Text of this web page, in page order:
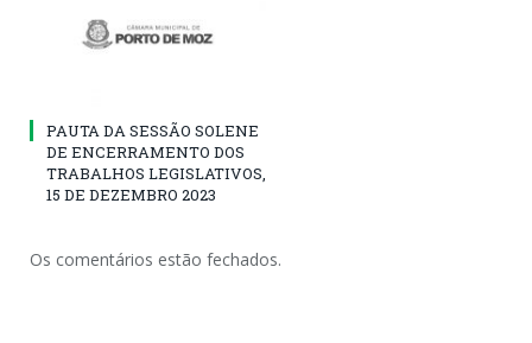
PAUTA DA SESSÃO SOLENE
DE ENCERRAMENTO DOS
TRABALHOS LEGISLATIVOS,
15 DE DEZEMBRO 2023
Os comentários estão fechados.